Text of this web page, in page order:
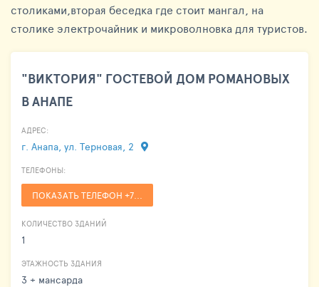
столиками,вторая беседка где стоит мангал, на
столике электрочайник и микроволновка для туристов.
"ВИКТОРИЯ" ГОСТЕВОЙ ДОМ РОМАНОВЫХ
В АНАПЕ
АДРЕС:
г. Анапа, ул. Терновая, 2
ТЕЛЕФОНЫ:
ПОКАЗАТЬ ТЕЛЕФОН +7...
КОЛИЧЕСТВО ЗДАНИЙ
1
ЭТАЖНОСТЬ ЗДАНИЯ
3 + мансарда